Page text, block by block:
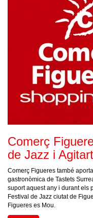
Comerç
de Jazz i
Comerç Figueres també
gastronòmica de Tastets
suport aquest any i durant els
Festival de Jazz ciutat de
Figueres es Mou.